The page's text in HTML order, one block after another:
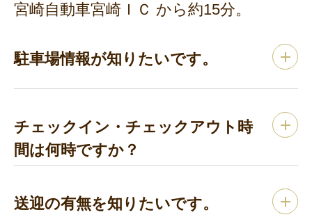
宮崎自動車宮崎ＩＣ から約15分。
駐車場情報が知りたいです。
チェックイン・チェックアウト時
間は何時ですか？
送迎の有無を知りたいです。